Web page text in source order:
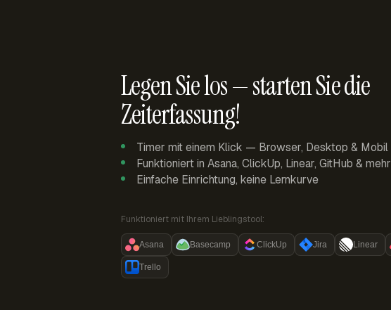
Legen Sie los — starten Sie die
Zeiterfassung!
Timer mit einem Klick — Browser, Desktop & Mobil
Funktioniert in Asana, ClickUp, Linear, GitHub & mehr
Einfache Einrichtung, keine Lernkurve
Funktioniert mit Ihrem Lieblingstool:
Asana Basecamp ClickUp Jira Linear
Trello